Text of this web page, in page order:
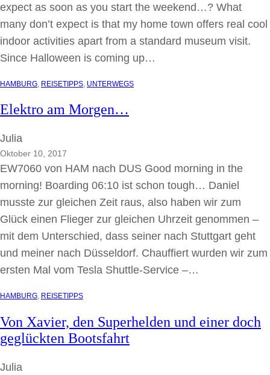
expect as soon as you start the weekend…? What
many don’t expect is that my home town offers real cool
indoor activities apart from a standard museum visit.
Since Halloween is coming up…
HAMBURG REISETIPPS UNTERWEGS
Elektro am Morgen…
Julia
Oktober 10, 2017
EW7060 von HAM nach DUS Good morning in the
morning! Boarding 06:10 ist schon tough… Daniel
musste zur gleichen Zeit raus, also haben wir zum
Glück einen Flieger zur gleichen Uhrzeit genommen –
mit dem Unterschied, dass seiner nach Stuttgart geht
und meiner nach Düsseldorf. Chauffiert wurden wir zum
ersten Mal vom Tesla Shuttle-Service –…
HAMBURG, REISETIPPS
Von Xavier, den Superhelden und einer doch
geglückten Bootsfahrt
Julia